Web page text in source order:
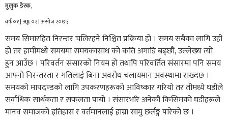
मुलुक डेस्क,
वर्षः ०१ | अङ्कः ०२ | असोज २०७५
समय सिमारहित निरन्तर चलिरहने निश्चित प्रक्रिया हो । समय सबैका लागि उही
हो तर हामीमध्ये समयमा समयकासाथ को कति अगाडि बढ्छौं, उल्लेख्य त्यो
हुन आउँछ । परिवर्तन संसारको नियम हो तथापि परिवर्तित संसारमा पनि समय
आफ्नो निरन्तरता र गतिलाई बिना अवरोध चलायमान अवस्थामा राख्दछ ।
समयको मापदण्डको लागि उपकरणहरूको आविष्कार गरियो तर तीमध्ये घडीले
सर्वाधिक सार्थकता र सफलता पायो । संसारभरि अनेकौं किसिमको घडीहरूले
मानव समाजको इतिहास र वर्तमानलाई हाम्रा सामु छर्लङ्ग पारेको छ ।